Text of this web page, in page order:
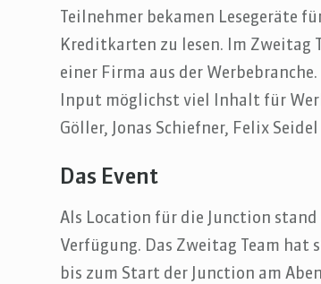
Teilnehmer bekamen Lesegeräte
Kreditkarten zu lesen. Im Zweitag
einer Firma aus der
Input möglichst viel Inhalt für
Göller, Jonas Schiefner, Felix
Das Event
Als Location für die Junction stand
Verfügung. Das Zweitag Team
bis zum Start der Junction am